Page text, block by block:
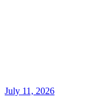
July 11, 2026